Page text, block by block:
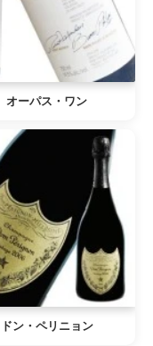
オーパス・ワン
ドン・ペリニョン